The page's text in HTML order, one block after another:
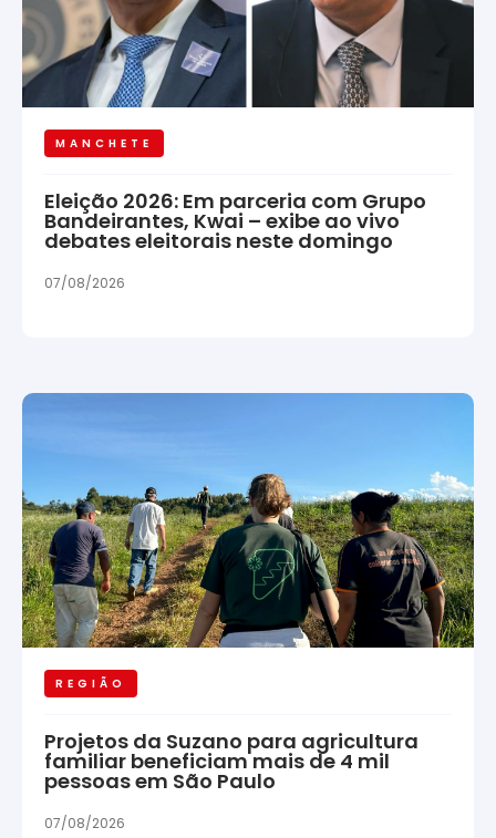
MANCHETE
Eleição 2026: Em parceria com Grupo
Bandeirantes, Kwai – exibe ao vivo
debates eleitorais neste domingo
07/08/2026
REGIÃO
Projetos da Suzano para agricultura
familiar beneficiam mais de 4 mil
pessoas em São Paulo
07/08/2026